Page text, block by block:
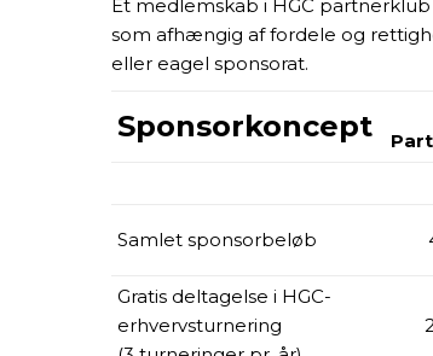
Et medlemskab i HGC
som afhængig af fordele og
eller eagel sponsorat.
Sponsorkoncept
Samlet sponsorbeløb
Gratis deltagelse i HGC-
erhvervsturnering